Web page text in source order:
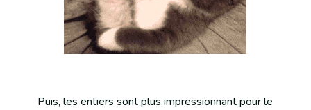
Puis, les entiers sont plus impressionnant pour le